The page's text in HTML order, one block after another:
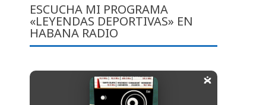
ESCUCHA MI PROGRAMA
«LEYENDAS DEPORTIVAS» EN
HABANA RADIO